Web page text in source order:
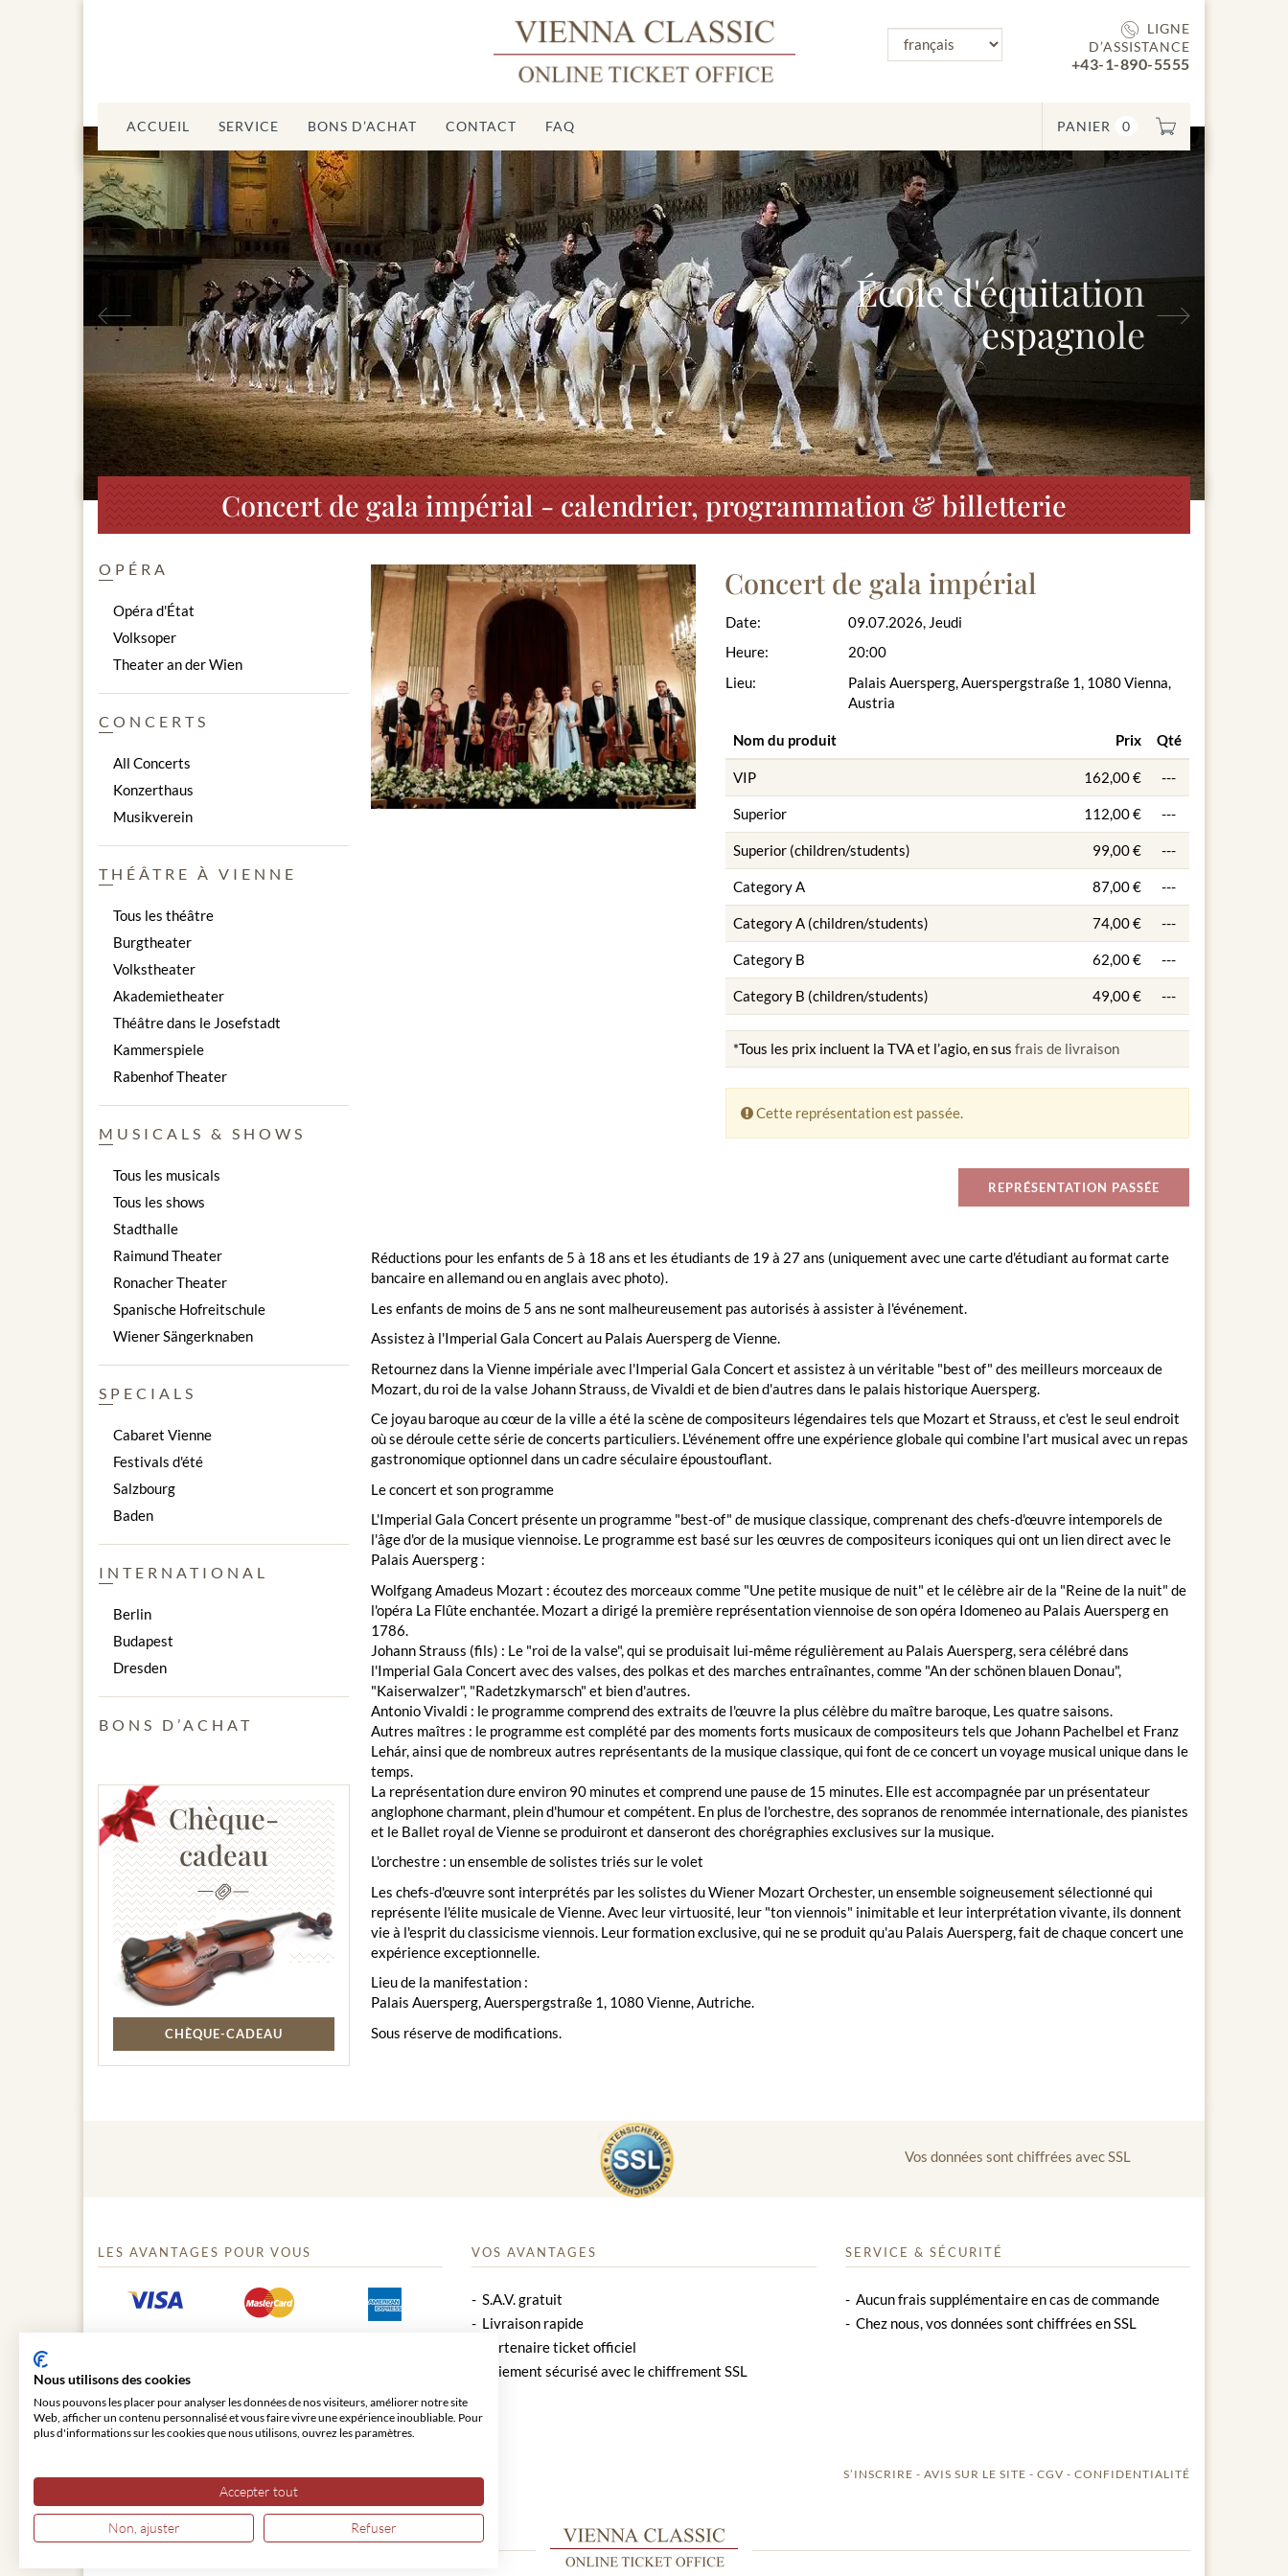
LIGNE
D’ASSISTANCE
+43-1-890-5555
PANIER 0
ACCUEIL SERVICE BONS D’ACHAT CONTACT FAQ
École d'équitation
espagnole
Précédent
Concert de gala impérial - calendrier, programmation & billetterie
Concert de gala impérial
Date:
Heure:
Lieu:
09.07.2026, Jeudi
20:00
Palais Auersperg, Auerspergstraße 1, 1080 Vienna,
Austria
Nom du produit Prix Qté
VIP 162,00 € ---
Superior 112,00 € ---
Superior (children/students) 99,00 € ---
Category A 87,00 € ---
Category A (children/students) 74,00 € ---
Category B 62,00 € ---
Category B (children/students) 49,00 € ---
*Tous les prix incluent la TVA et l’agio, en sus frais de livraison
Cette représentation est passée.
REPRÉSENTATION PASSÉE
Réductions pour les enfants de 5 à 18 ans et les étudiants de 19 à 27 ans (uniquement avec une carte d'étudiant au format carte
bancaire en allemand ou en anglais avec photo).
Les enfants de moins de 5 ans ne sont malheureusement pas autorisés à assister à l'événement.
Assistez à l'Imperial Gala Concert au Palais Auersperg de Vienne.
Retournez dans la Vienne impériale avec l'Imperial Gala Concert et assistez à un véritable "best of" des meilleurs morceaux de
Mozart, du roi de la valse Johann Strauss, de Vivaldi et de bien d'autres dans le palais historique Auersperg.
Ce joyau baroque au cœur de la ville a été la scène de compositeurs légendaires tels que Mozart et Strauss, et c'est le seul endroit
où se déroule cette série de concerts particuliers. L'événement offre une expérience globale qui combine l'art musical avec un repas
gastronomique optionnel dans un cadre séculaire époustouflant.
Le concert et son programme
L'Imperial Gala Concert présente un programme "best-of" de musique classique, comprenant des chefs-d'œuvre intemporels de
l'âge d'or de la musique viennoise. Le programme est basé sur les œuvres de compositeurs iconiques qui ont un lien direct avec le
Palais Auersperg :
Wolfgang Amadeus Mozart : écoutez des morceaux comme "Une petite musique de nuit" et le célèbre air de la "Reine de la nuit" de
l'opéra La Flûte enchantée. Mozart a dirigé la première représentation viennoise de son opéra Idomeneo au Palais Auersperg en
1786.
Johann Strauss (fils) : Le "roi de la valse", qui se produisait lui-même régulièrement au Palais Auersperg, sera célébré dans
l'Imperial Gala Concert avec des valses, des polkas et des marches entraînantes, comme "An der schönen blauen Donau",
"Kaiserwalzer", "Radetzkymarsch" et bien d'autres.
Antonio Vivaldi : le programme comprend des extraits de l'œuvre la plus célèbre du maître baroque, Les quatre saisons.
Autres maîtres : le programme est complété par des moments forts musicaux de compositeurs tels que Johann Pachelbel et Franz
Lehár, ainsi que de nombreux autres représentants de la musique classique, qui font de ce concert un voyage musical unique dans le
temps.
La représentation dure environ 90 minutes et comprend une pause de 15 minutes. Elle est accompagnée par un présentateur
anglophone charmant, plein d'humour et compétent. En plus de l'orchestre, des sopranos de renommée internationale, des pianistes
et le Ballet royal de Vienne se produiront et danseront des chorégraphies exclusives sur la musique.
L'orchestre : un ensemble de solistes triés sur le volet
Les chefs-d'œuvre sont interprétés par les solistes du Wiener Mozart Orchester, un ensemble soigneusement sélectionné qui
représente l'élite musicale de Vienne. Avec leur virtuosité, leur "ton viennois" inimitable et leur interprétation vivante, ils donnent
vie à l'esprit du classicisme viennois. Leur formation exclusive, qui ne se produit qu'au Palais Auersperg, fait de chaque concert une
expérience exceptionnelle.
Lieu de la manifestation :
Palais Auersperg, Auerspergstraße 1, 1080 Vienne, Autriche.
Sous réserve de modifications.
OPÉRA
Opéra d'État
Volksoper
Theater an der Wien
CONCERTS
All Concerts
Konzerthaus
Musikverein
THÉÂTRE À VIENNE
Tous les théâtre
Burgtheater
Volkstheater
Akademietheater
Théâtre dans le Josefstadt
Kammerspiele
Rabenhof Theater
MUSICALS & SHOWS
Tous les musicals
Tous les shows
Stadthalle
Raimund Theater
Ronacher Theater
Spanische Hofreitschule
Wiener Sängerknaben
SPECIALS
Cabaret Vienne
Festivals d'été
Salzbourg
Baden
INTERNATIONAL
Berlin
Budapest
Dresden
BONS D’ACHAT
Chèque-
cadeau
CHÈQUE-CADEAU
Vos données sont chiffrées avec SSL
LES AVANTAGES POUR VOUS VOS AVANTAGES
S.A.V. gratuit
Livraison rapide
Partenaire ticket officiel
Paiement sécurisé avec le chiffrement SSL
SERVICE & SÉCURITÉ
Aucun frais supplémentaire en cas de commande
Chez nous, vos données sont chiffrées en SSL
S’INSCRIRE AVIS SUR LE SITE CGV CONFIDENTIALITÉ
Nous utilisons des cookies
Nous pouvons les placer pour analyser les données de nos visiteurs, améliorer notre site
Web, afficher un contenu personnalisé et vous faire vivre une expérience inoubliable. Pour
plus d'informations sur les cookies que nous utilisons, ouvrez les paramètres.
Accepter tout
Non, ajuster Refuser